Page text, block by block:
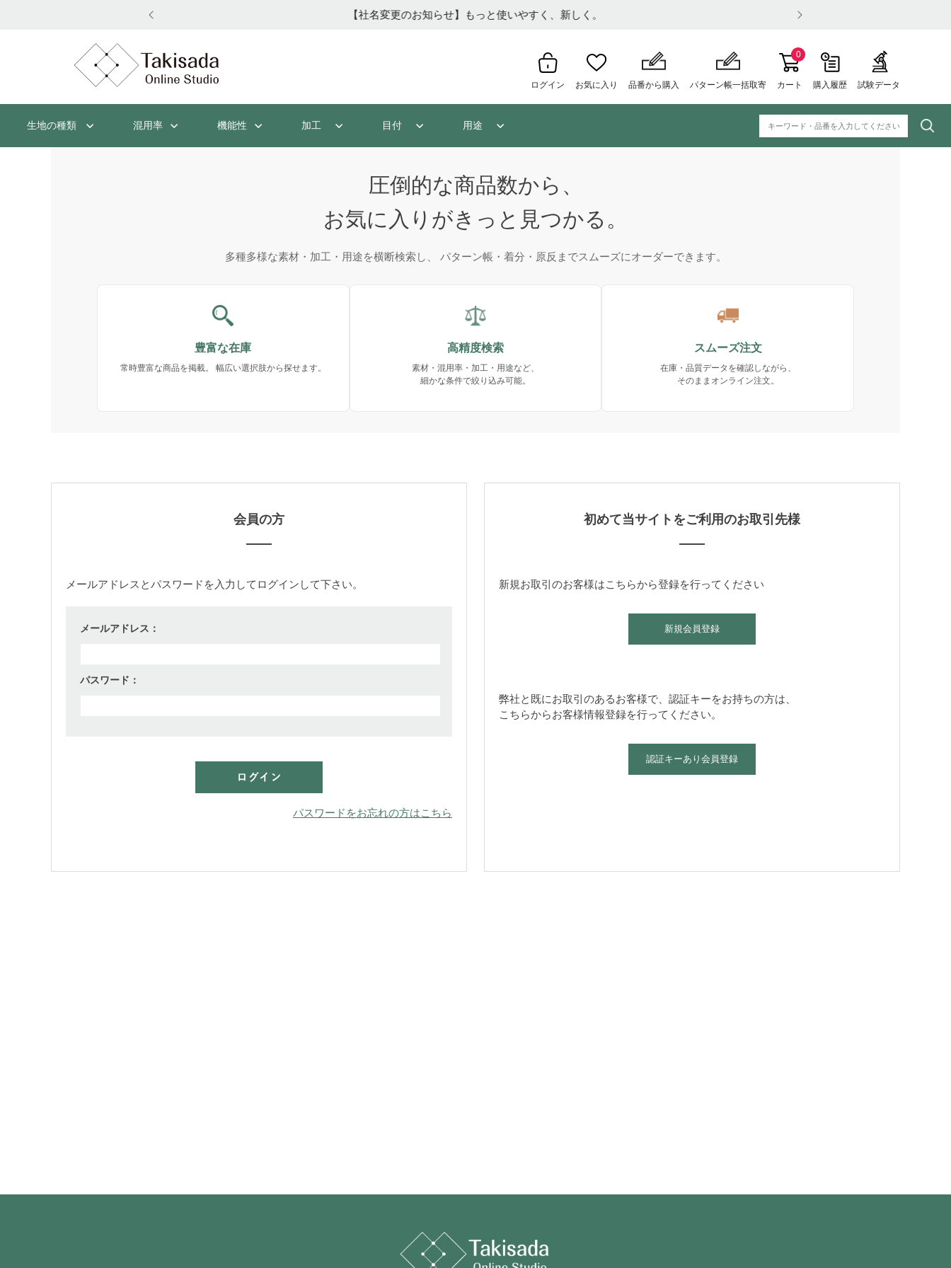
【社名変更のお知らせ】もっと使いやすく、新しく。
ログイン お気に入り 品番から購入 パターン帳一括取寄 カート
0
購入履歴 試験データ
生地の種類 混用率 機能性 加工 目付 用途
圧倒的な商品数から、
お気に入りがきっと見つかる。
多種多様な素材・加工・用途を横断検索し、 パターン帳・着分・原反までスムーズにオーダーできます。
豊富な在庫
常時豊富な商品を掲載。 幅広い選択肢から探せます。
高精度検索
素材・混用率・加工・用途など、
細かな条件で絞り込み可能。
スムーズ注文
在庫・品質データを確認しながら、
そのままオンライン注文。
会員の方
メールアドレス とパスワード を入力してログインして下さい。
メールアドレス：
パスワード：
パスワードをお忘れの方はこちら
初めて当サイトをご利用のお取引先様
新規お取引のお客様はこちらから登録を行ってください
新規会員登録
弊社と既にお取引のあるお客様で、認証キーをお持ちの方は、
こちらからお客様情報登録を行ってください。
認証キーあり会員登録